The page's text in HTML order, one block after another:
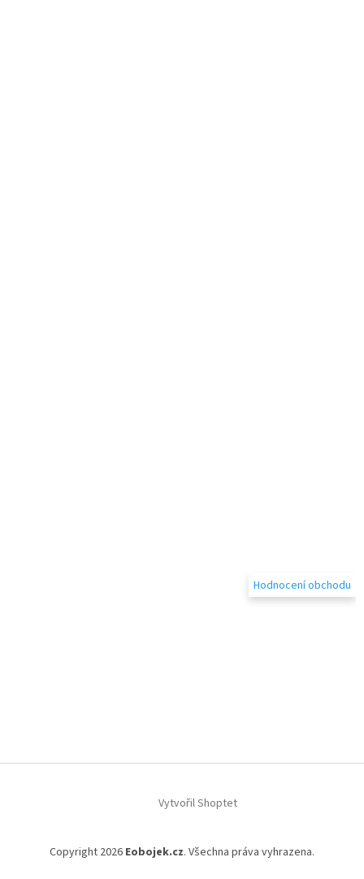
Hodnocení obchodu
Vytvořil Shoptet
Copyright 2026 Eobojek.cz. Všechna práva vyhrazena.